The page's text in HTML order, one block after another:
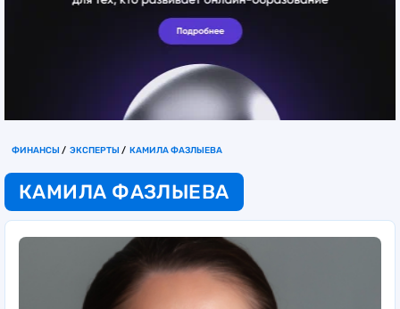
ФИНАНСЫ ЭКСПЕРТЫ КАМИЛА ФАЗЛЫЕВА
КАМИЛА ФАЗЛЫЕВА